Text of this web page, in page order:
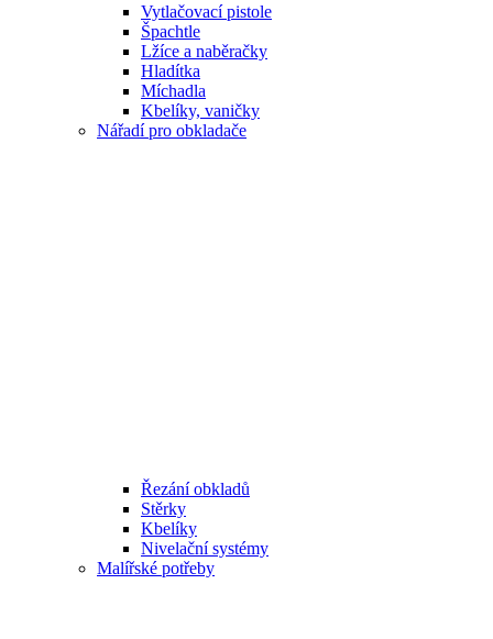
Vytlačovací pistole
Špachtle
Lžíce a naběračky
Hladítka
Míchadla
Kbelíky, vaničky
Nářadí pro obkladače
Řezání obkladů
Stěrky
Kbelíky
Nivelační systémy
Malířské potřeby